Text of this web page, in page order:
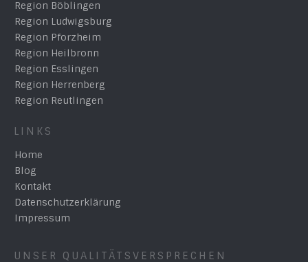
Region Böblingen
Region Ludwigsburg
Region Pforzheim
Region Heilbronn
Region Esslingen
Region Herrenberg
Region Reutlingen
LINKS
Home
Blog
Kontakt
Datenschutzerklärung
Impressum
UNSER QUALITÄTSVERSPRECHEN